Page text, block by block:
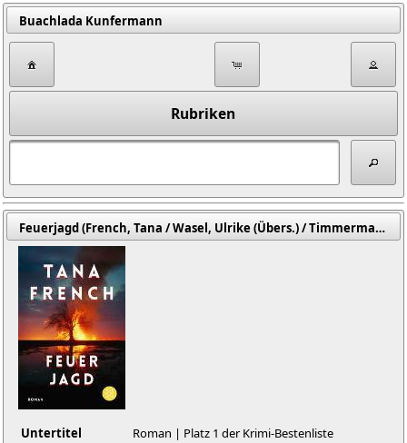
Buachlada Kunfermann
Rubriken
Feuerjagd (French, Tana / Wasel, Ulrike (Übers.) / Timmermann, Klaus (Übers.))
Untertitel Roman | Platz 1 der Krimi-Bestenliste